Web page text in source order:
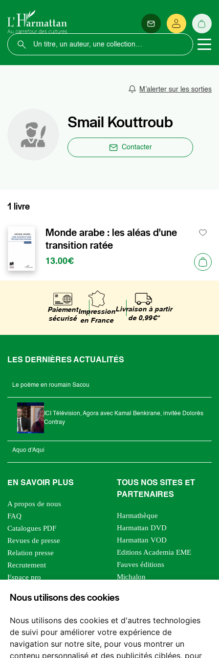
Nous utilisons des cookies
Nous utilisons des cookies et d'autres technologies
de suivi pour améliorer votre expérience de
navigation sur notre site, pour vous montrer un
contenu personnalisé et des publicités ciblées, pour
M’alerter sur les sorties
Smail Kouttroub
Contacter
1 livre
Monde arabe : les aléas d'une
transition ratée
13.00€
Paiement
sécurisé
Impression
en France
Livraison à partir
de 0,99€*
LES DERNIÈRES ACTUALITÉS
Le poème en roumain Sacou
ICI Télévision, Agora avec Kamal Benkirane, invitée Dolorès
Contray
Aquo d'Aqui
EN SAVOIR PLUS
A propos de nous
FAQ
Catalogues PDF
Revues de presse
Relation presse
Recrutement
Espace pro
Foreign rights
TOUS NOS SITES ET
PARTENAIRES
Harmathèque
Harmattan DVD
Harmattan VOD
Editions Academia EME
Fauves éditions
Michalon
Editions Sutton
Les impliqués
Tous les éditeurs